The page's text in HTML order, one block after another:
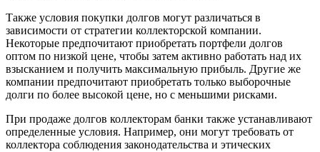
Также условия покупки долгов могут различаться в
зависимости от стратегии коллекторской компании.
Некоторые предпочитают приобретать портфели долгов
оптом по низкой цене, чтобы затем активно работать над их
взысканием и получить максимальную прибыль. Другие же
компании предпочитают приобретать только выборочные
долги по более высокой цене, но с меньшими рисками.
При продаже долгов коллекторам банки также устанавливают
определенные условия. Например, они могут требовать от
коллектора соблюдения законодательства и этических